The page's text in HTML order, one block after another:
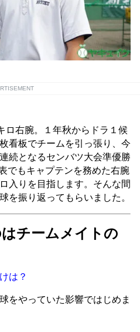
ロ右腕。１年秋からドラ１候
看板でチームを引っ張り、今
続となるセンバツ大会準優勝
でもキャプテンを務めた右腕
入りを目指します。そんな間
を振り返ってもらいました。
チームメイトの
は？
をやっていた影響ではじめま